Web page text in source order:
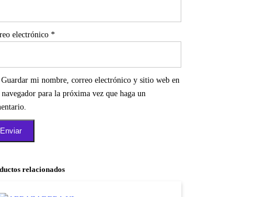
electrónico *
Guardar mi nombre, correo electrónico y sitio web en
navegador para la próxima vez que haga un
relacionados